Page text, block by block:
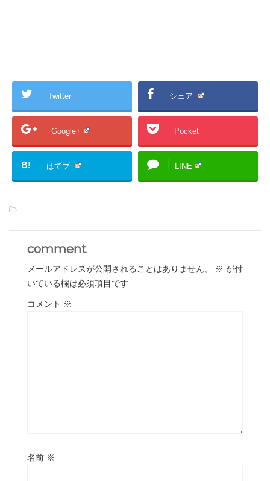
Twitter シェア
Google+ Pocket
B! はてブ LINE
-
comment
メールアドレスが公開されることはありません。 ※ が付
いている欄は必須項目です
コメント ※
名前 ※